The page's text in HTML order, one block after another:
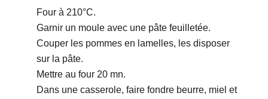
Four à 210°C.
Garnir un moule avec une pâte feuilletée.
Couper les pommes en lamelles, les disposer
sur la pâte.
Mettre au four 20 mn.
Dans une casserole, faire fondre beurre, miel et